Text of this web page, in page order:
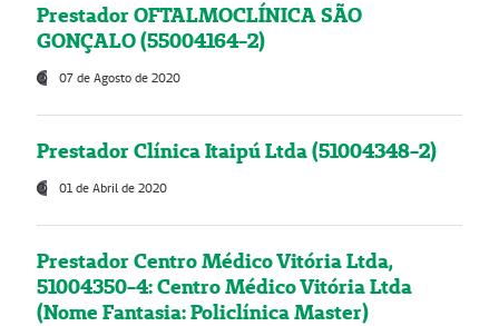
Prestador OFTALMOCLÍNICA SÃO
GONÇALO (55004164-2)
07 de Agosto de 2020
Prestador Clínica Itaipú Ltda (51004348-2)
01 de Abril de 2020
Prestador Centro Médico Vitória Ltda,
51004350-4: Centro Médico Vitória Ltda
(Nome Fantasia: Policlínica Master)